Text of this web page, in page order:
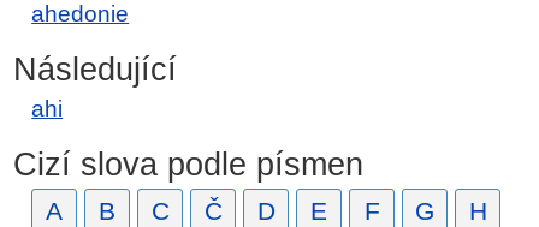
ahedonie
Následující
ahi
Cizí slova podle písmen
A B C Č D E F G
H